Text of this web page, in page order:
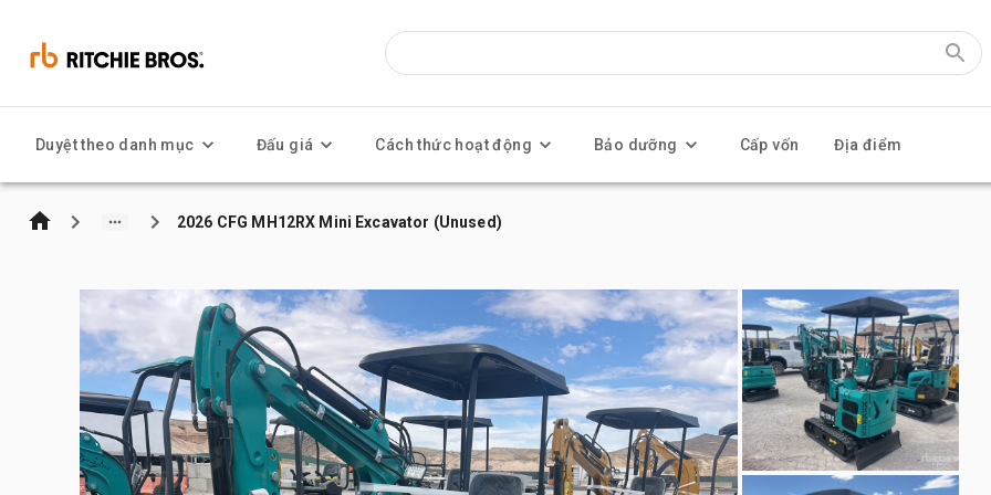
Duyệt theo danh mục Đấu giá Cách thức hoạt động Bảo dưỡng Cấp vốn Địa điểm
2026 CFG MH12RX Mini Excavator (Unused)